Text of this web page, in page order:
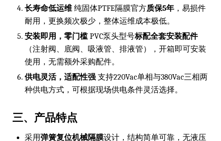
长寿命低运维 纯固体PTFE隔膜官方质保5年 ，易损件
耐用，更换频次极少，整体运维成本极低。
安装即用，零门槛PVC泵头型号标配全套安装配件
（注射阀、底阀、吸液管、排液管），开箱即可安装
使用，无需额外采购配件。
供电灵活，适配性强 支持220Vac单相与380Vac三相两
种供电方式，可根据现场供电条件灵活选择。
三、产品特点
采用弹簧复位机械隔膜设计，结构简单可靠，无液压